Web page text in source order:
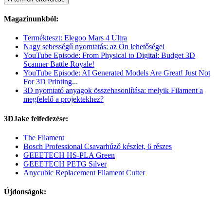
Magazinunkból:
Termékteszt: Elegoo Mars 4 Ultra
Nagy sebességű nyomtatás: az Ön lehetőségei
YouTube Episode: From Physical to Digital: Budget 3D
Scanner Battle Royale!
YouTube Episode: AI Generated Models Are Great! Just Not
For 3D Printing...
3D nyomtató anyagok összehasonlítása: melyik Filament a
megfelelő a projektekhez?
3DJake felfedezése:
The Filament
Bosch Professional Csavarhúzó készlet, 6 részes
GEEETECH HS-PLA Green
GEEETECH PETG Silver
Anycubic Replacement Filament Cutter
Újdonságok: